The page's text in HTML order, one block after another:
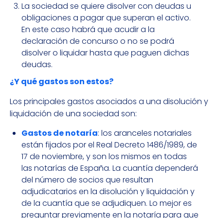
La sociedad se quiere disolver con deudas u
obligaciones a pagar que superan el activo.
En este caso habrá que acudir a la
declaración de concurso o no se podrá
disolver o liquidar hasta que paguen dichas
deudas.
¿Y qué gastos son estos?
Los principales gastos asociados a una disolución y
liquidación de una sociedad son:
Gastos de notaría: los aranceles notariales
están fijados por el Real Decreto 1486/1989, de
17 de noviembre, y son los mismos en todas
las notarías de España. La cuantía dependerá
del número de socios que resultan
adjudicatarios en la disolución y liquidación y
de la cuantía que se adjudiquen. Lo mejor es
preguntar previamente en la notaría para que